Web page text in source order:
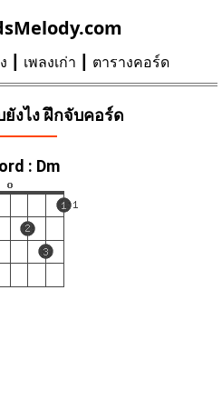
เพลงเก่า ตารางคอร์ด
ยังไง ฝึกจับคอร์ด
: Dm